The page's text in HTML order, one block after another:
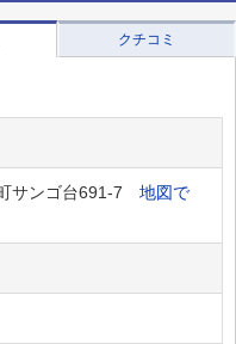
クチコミ
サンゴ台691-7 地図で